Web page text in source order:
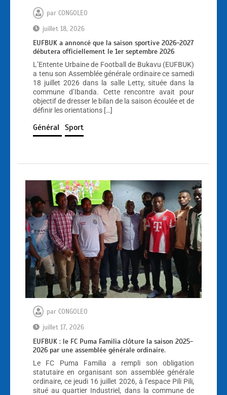
par CONGOLEO
juillet 18, 2026
EUFBUK a annoncé que la saison sportive 2026-2027
débutera officiellement le 1er septembre 2026
L’Entente Urbaine de Football de Bukavu (EUFBUK)
a tenu son Assemblée générale ordinaire ce samedi
18 juillet 2026 dans la salle Letty, située dans la
commune d’Ibanda. Cette rencontre avait pour
objectif de dresser le bilan de la saison écoulée et de
définir les orientations […]
Général Sport
par CONGOLEO
juillet 17, 2026
EUFBUK : le FC Puma Familia clôture la saison 2025-
2026 par une assemblée générale ordinaire.
Le FC Puma Familia a rempli son obligation
statutaire en organisant son assemblée générale
ordinaire, ce jeudi 16 juillet 2026, à l’espace Pili Pili,
situé au quartier Industriel, dans la commune de